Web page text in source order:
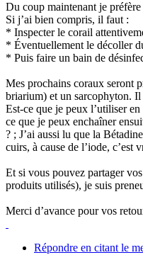
Du coup maintenant je
Si j’ai bien compris, il faut :
* Inspecter le corail
* Éventuellement le décoller
* Puis faire un bain de
Mes prochains coraux seront
briarium) et un sarcophyton.
Est-ce que je peux l’utiliser
ce que je peux enchaîner
? ; J’ai aussi lu que la
cuirs, à cause de l’iode, c’est
Et si vous pouvez partager
produits utilisés), je suis
Merci d’avance pour vos
Répondre en citant le